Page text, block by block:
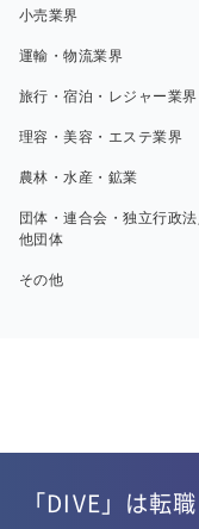
小売業界
運輸・物流業界
旅行・宿泊・レジャー業界
理容・美容・エステ業界
農林・水産・鉱業
団体・連合会・独立行政
他団体
その他
「DIVE」は転